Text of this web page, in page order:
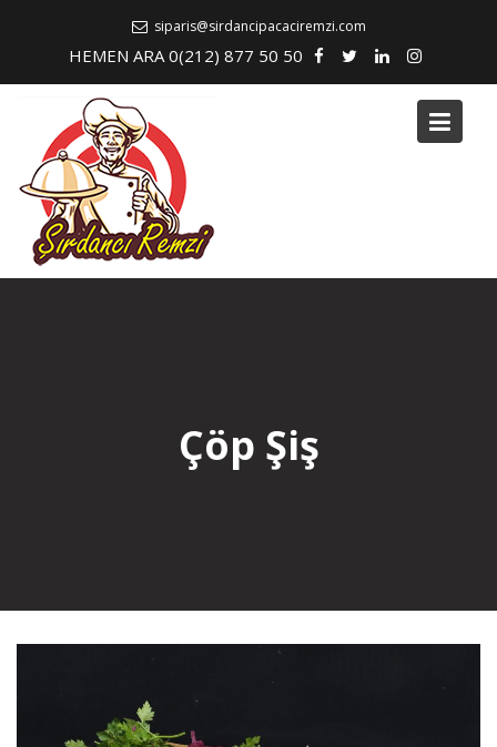
siparis@sirdancipacaciremzi.com
HEMEN ARA 0(212) 877 50 50
Çöp Şiş